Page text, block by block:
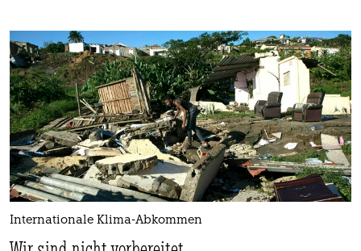
Internationale Klima-Abkommen